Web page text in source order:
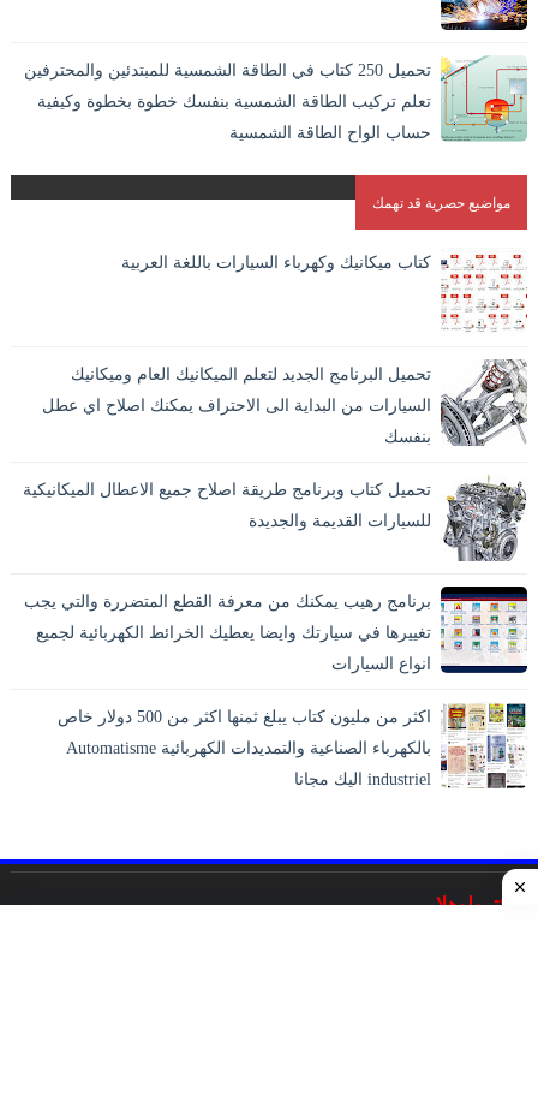
المستقرة لاندم...تحميل 250 كتاب في الطاقة الشمسية للمبتدئين والمحترفين
تعلم تركيب الطاقة الشمسية بنفسك خطوة بخطوة وكيفية
حساب الواح الطاقة الشمسية
مواضيع حصرية قد تهمك
كتاب ميكانيك وكهرباء السيارات باللغة العربية
تحميل البرنامج الجديد لتعلم الميكانيك العام وميكانيك
السيارات من البداية الى الاحتراف يمكنك اصلاح اي عطل
بنفسك
تحميل كتاب وبرنامج طريقة اصلاح جميع الاعطال الميكانيكية
للسيارات القديمة والجديدة
برنامج رهيب يمكنك من معرفة القطع المتضررة والتي يجب
تغييرها في سيارتك وايضا يعطيك الخرائط الكهربائية لجميع
انواع السيارات
اكثر من مليون كتاب يبلغ ثمنها اكثر من 500 دولار خاص
بالكهرباء الصناعية والتمديدات الكهربائية Automatisme
industriel اليك مجانا
اليكترولوهلا